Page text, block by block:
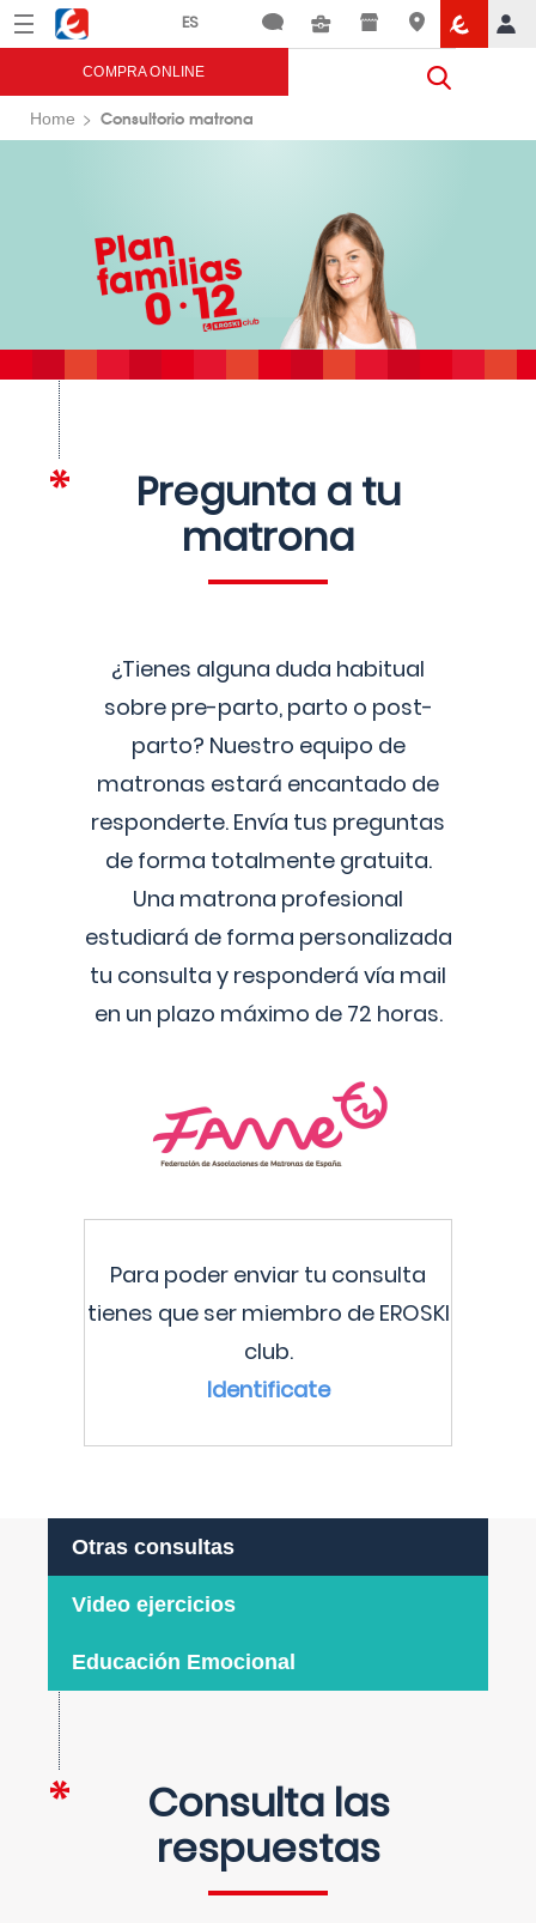
Menú Eroski
COMPRA ONLINE
Home Consultorio matrona
Pregunta a tu
matrona
¿Tienes alguna duda habitual
sobre pre-parto, parto o post-
parto? Nuestro equipo de
matronas estará encantado de
responderte. Envía tus preguntas
de forma totalmente gratuita.
Una matrona profesional
estudiará de forma personalizada
tu consulta y responderá vía mail
en un plazo máximo de 72 horas.
Para poder enviar tu consulta
tienes que ser miembro de EROSKI
club.
Identificate
Otras consultas
Video ejercicios
Educación Emocional
Consulta las
respuestas